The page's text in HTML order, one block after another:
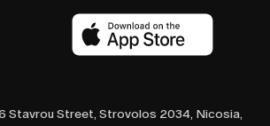
Stavrou Street, Strovolos 2034, Nicosia,